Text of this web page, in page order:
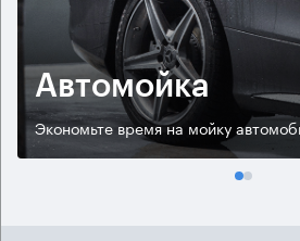
Автомойка
Экономьте время на мойку